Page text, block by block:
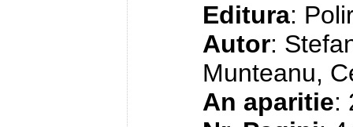
Editura:
Autor:
Munteanu,
An aparitie: